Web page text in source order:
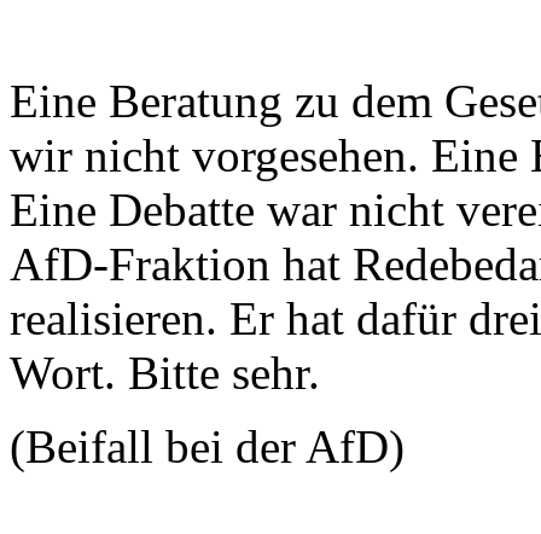
Eine Beratung zu dem
wir nicht vorgesehen. Eine
Eine Debatte war nicht
AfD-Fraktion hat
realisieren. Er hat dafür
Wort. Bitte sehr.
(Beifall bei der AfD)